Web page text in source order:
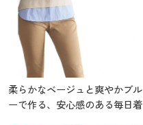
柔らかなベージュと爽やかブル
ーで作る、安心感のある毎日着